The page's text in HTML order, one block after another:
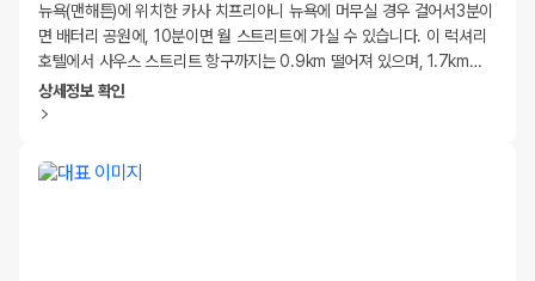
뉴욕(맨해튼)에 위치한 카사 치프리아니 뉴욕에 머무실 경우 걸어서3분이
면 배터리 공원에, 10분이면 월 스트리트에 가실 수 있습니다. 이 럭셔리
호텔에서 사우스 스트리트 항구까지는 0.9km 떨어져 있으며, 1.7km…
상세정보 확인